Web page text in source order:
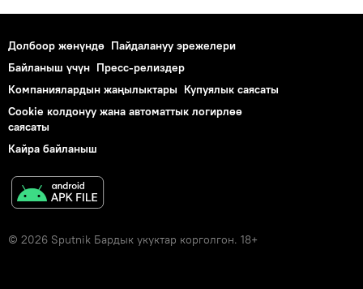
Долбоор жөнүндө Пайдалануу эрежелери
Байланыш үчүн Пресс-релиздер
Компаниялардын жаңылыктары Купуялык саясаты
Cookie колдонуу жана автоматтык логирлөө
саясаты
Кайра байланыш
© 2026 Sputnik Бардык укуктар корголгон. 18+